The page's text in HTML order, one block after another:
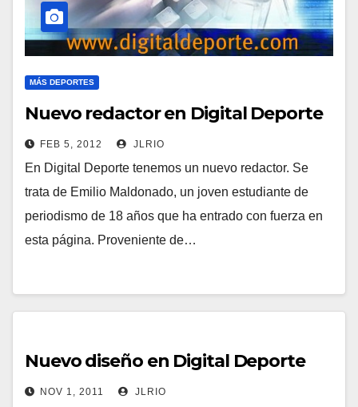
MÁS DEPORTES
Nuevo redactor en Digital Deporte
FEB 5, 2012 JLRIO
En Digital Deporte tenemos un nuevo redactor. Se
trata de Emilio Maldonado, un joven estudiante de
periodismo de 18 años que ha entrado con fuerza en
esta página. Proveniente de…
Nuevo diseño en Digital Deporte
NOV 1, 2011 JLRIO